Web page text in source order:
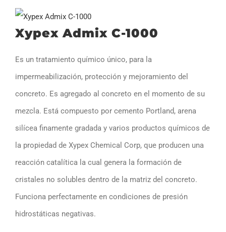
CONTÁCTENOS
Xypex Admix C-1000
Es un tratamiento químico único, para la
impermeabilización, protección y mejoramiento del
concreto. Es agregado al concreto en el momento de su
mezcla. Está compuesto por cemento Portland, arena
silícea finamente gradada y varios productos químicos de
la propiedad de Xypex Chemical Corp, que producen una
reacción catalítica la cual genera la formación de
cristales no solubles dentro de la matriz del concreto.
Funciona perfectamente en condiciones de presión
hidrostáticas negativas.